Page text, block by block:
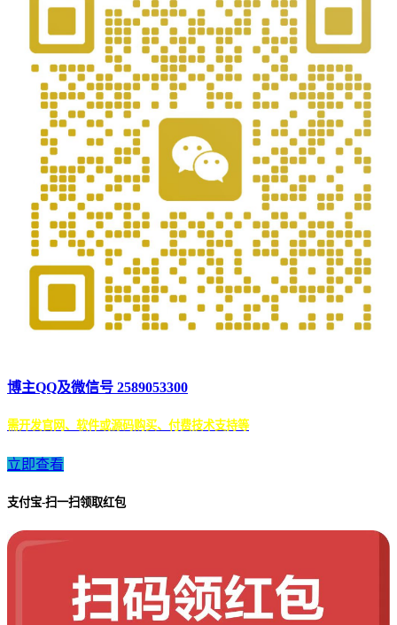
博主QQ及微信号 2589053300
需开发官网、软件或源码购买、付费技术支持等
立即查看
支付宝-扫一扫领取红包